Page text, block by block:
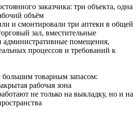
заказчика: три объекта, одна
объём
и смонтировали три аптеки в общей
зал, вместительные
помещения,
процессов и требований к
большим товарным запасом:
рабочая зона
не только на выкладку, но и на